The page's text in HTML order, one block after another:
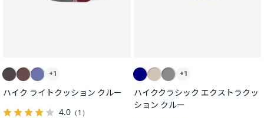
+1
ハイク ライトクッション クルー
4.0 （1）
+1
ハイククラシック エクストラクッ
ション クルー